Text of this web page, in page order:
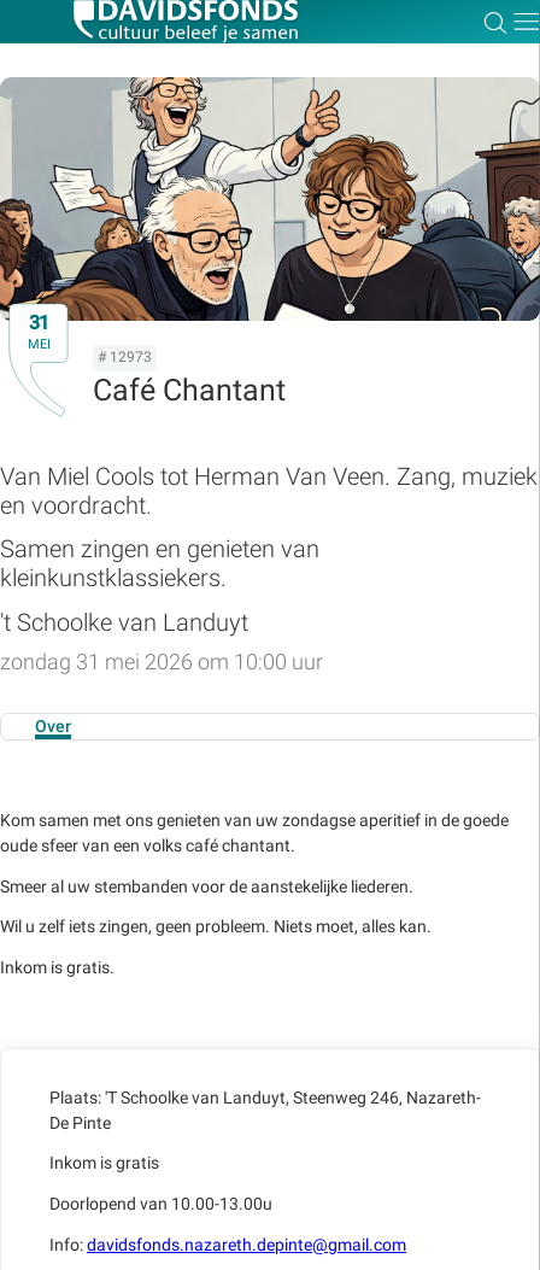
31
MEI
# 12973
Café Chantant
Van Miel Cools tot Herman Van Veen. Zang, muziek
en voordracht.
Samen zingen en genieten van
kleinkunstklassiekers.
't Schoolke van Landuyt
zondag 31 mei 2026 om 10:00 uur
Over
Kom samen met ons genieten van uw zondagse aperitief in de goede
oude sfeer van een volks café chantant.
Smeer al uw stembanden voor de aanstekelijke liederen.
Wil u zelf iets zingen, geen probleem. Niets moet, alles kan.
Inkom is gratis.
Plaats: 'T Schoolke van Landuyt, Steenweg 246, Nazareth-
De Pinte
Inkom is gratis
Doorlopend van 10.00-13.00u
Info:davidsfonds.nazareth.depinte@gmail.com
Zoeken